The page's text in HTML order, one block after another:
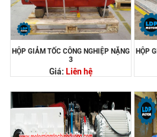
HỘP GIẢM TỐC CÔNG NGHIỆP NẶNG
3
Giá: Liên hệ
HỘP